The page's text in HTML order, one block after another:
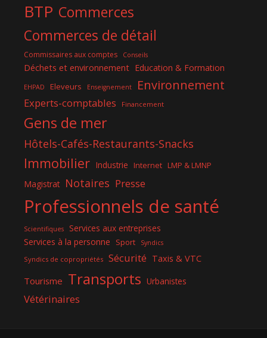
BTP Commerces
Commerces de détail
Commissaires aux comptes Conseils
Déchets et environnement Education & Formation
EHPAD Eleveurs Enseignement Environnement
Experts-comptables Financement
Gens de mer
Hôtels-Cafés-Restaurants-Snacks
Immobilier Industrie Internet LMP & LMNP
Magistrat Notaires Presse
Professionnels de santé
Scientifiques
Services aux entreprises
Services à la personne
Sport Syndics
Syndics de copropriétés Sécurité Taxis & VTC
Tourisme Transports Urbanistes
Vétérinaires